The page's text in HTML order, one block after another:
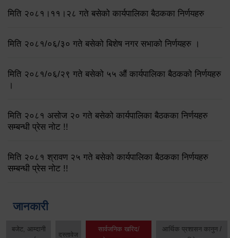
मिति २०८१।११।२८ गते बसेको कार्यपालिका बैठकका निर्णयहरु
मिति २०८१/०६/३० गते बसेको बिशेष नगर सभाको निर्णयहरु ।
मिति २०८१/०६/२९ गते बसेको ५५ औं कार्यपालिका बैठकको निर्णयहरु
।
मिति २०८१ असोज २० गते बसेको कार्यपालिका बैठकका निर्णयहरु
सम्बन्धी प्रेस नोट !!
मिति २०८१ श्रावण २५ गते बसेको कार्यपालिका बैठकका निर्णयहरु
सम्बन्धी प्रेस नोट !!
जानकारी
बजेट, आम्दानी
दस्तावेज
सार्वजनिक खरिद/
आर्थिक प्रशासन कानुन /